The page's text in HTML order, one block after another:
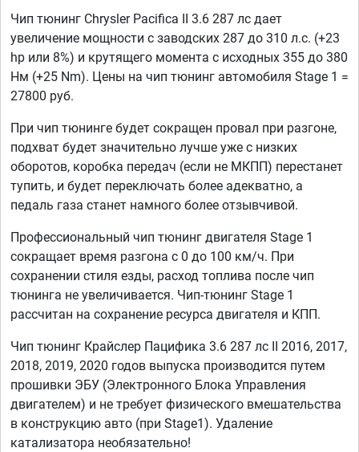
Чип тюнинг Chrysler Pacifica II 3.6 287 лс дает
увеличение мощности с заводских 287 до 310 л.с. (+23
hp или 8%) и крутящего момента с исходных 355 до 380
Нм (+25 Nm). Цены на чип тюнинг автомобиля Stage 1 =
27800 руб.
При чип тюнинге будет сокращен провал при разгоне,
подхват будет значительно лучше уже с низких
оборотов, коробка передач (если не МКПП) перестанет
тупить, и будет переключать более адекватно, а
педаль газа станет намного более отзывчивой.
Профессиональный чип тюнинг двигателя Stage 1
сокращает время разгона с 0 до 100 км/ч. При
сохранении стиля езды, расход топлива после чип
тюнинга не увеличивается. Чип-тюнинг Stage 1
рассчитан на сохранение ресурса двигателя и КПП.
Чип тюнинг Крайслер Пацифика 3.6 287 лс II 2016, 2017,
2018, 2019, 2020 годов выпуска производится путем
прошивки ЭБУ (Электронного Блока Управления
двигателем) и не требует физического вмешательства
в конструкцию авто (при Stage1). Удаление
катализатора необязательно!